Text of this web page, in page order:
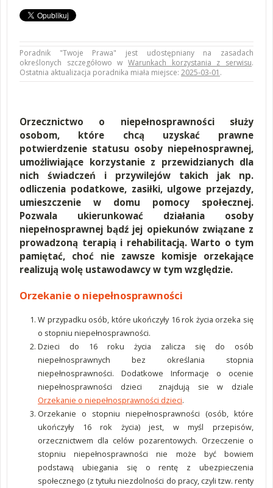
Orzecznictwo o niepełnosprawności służy
osobom, które chcą uzyskać prawne
potwierdzenie statusu osoby niepełnosprawnej,
umożliwiające korzystanie z przewidzianych dla
nich świadczeń i przywilejów takich jak np.
odliczenia podatkowe, zasiłki, ulgowe przejazdy,
umieszczenie w domu pomocy społecznej.
Pozwala ukierunkować działania osoby
niepełnosprawnej bądź jej opiekunów związane z
prowadzoną terapią i rehabilitacją. Warto o tym
pamiętać, choć nie zawsze komisje orzekające
realizują wolę ustawodawcy w tym względzie.
Orzekanie o niepełnosprawności
W przypadku osób, które ukończyły 16 rok życia orzeka się
o stopniu niepełnosprawności.
Dzieci do 16 roku życia zalicza się do osób
niepełnosprawnych bez określania stopnia
niepełnosprawności. Dodatkowe Informacje o ocenie
niepełnosprawności dzieci znajdują sie w dziale
Orzekanie o niepełnosprawności dzieci.
Orzekanie o stopniu niepełnosprawności (osób, które
ukończyły 16 rok życia) jest, w myśl przepisów,
orzecznictwem dla celów pozarentowych. Orzeczenie o
stopniu niepełnosprawności nie może być bowiem
podstawą ubiegania się o rentę z ubezpieczenia
społecznego (z tytułu niezdolności do pracy, czyli tzw. renty
Poradnik "Twoje Prawa" jest udostępniany na zasadach
określonych szczegółowo w Warunkach korzystania z serwisu.
Ostatnia aktualizacja poradnika miała miejsce: 2025-03-01 .